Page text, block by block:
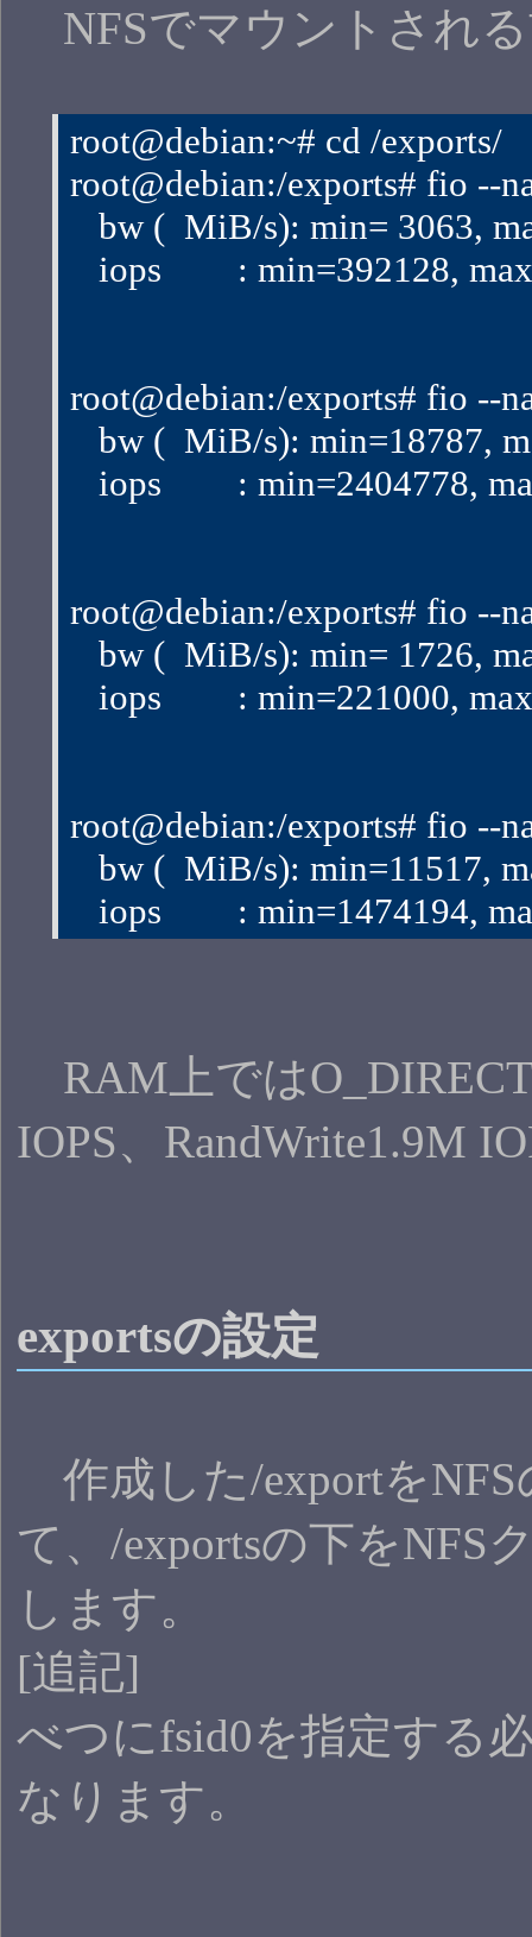
NFSでマウントされ
root@debian:~# cd /exports/
root@debian:/exports# fio --
bw (  MiB/s): min= 3063,
iops        : min=392128,
root@debian:/exports# fio --
bw (  MiB/s): min=18787,
iops        : min=2404778,
root@debian:/exports# fio --
bw (  MiB/s): min= 1726,
iops        : min=221000,
root@debian:/exports# fio --
bw (  MiB/s): min=11517,
iops        : min=1474194,
RAM上ではO_DIRECT
IOPS、RandWrite1.9M
exportsの設定
作成した/exportを
て、/exportsの下をNFS
します。
[追記]
べつにfsid0を指定する
なります。